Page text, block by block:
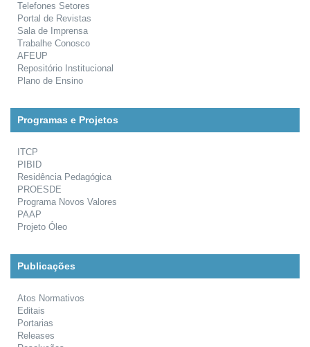
Telefones Setores
Portal de Revistas
Sala de Imprensa
Trabalhe Conosco
AFEUP
Repositório Institucional
Plano de Ensino
Programas e Projetos
ITCP
PIBID
Residência Pedagógica
PROESDE
Programa Novos Valores
PAAP
Projeto Óleo
Publicações
Atos Normativos
Editais
Portarias
Releases